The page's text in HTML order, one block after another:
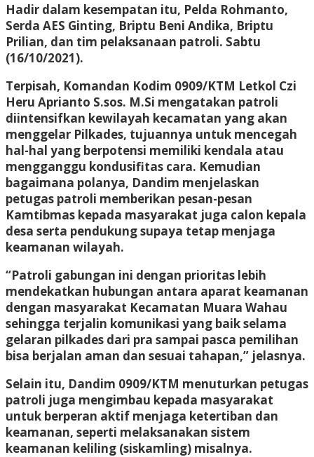
Hadir dalam kesempatan itu, Pelda Rohmanto,
Serda AES Ginting, Briptu Beni Andika, Briptu
Prilian, dan tim pelaksanaan patroli. Sabtu
(16/10/2021).
Terpisah, Komandan Kodim 0909/KTM Letkol Czi
Heru Aprianto S.sos. M.Si mengatakan patroli
diintensifkan kewilayah kecamatan yang akan
menggelar Pilkades, tujuannya untuk mencegah
hal-hal yang berpotensi memiliki kendala atau
mengganggu kondusifitas cara. Kemudian
bagaimana polanya, Dandim menjelaskan
petugas patroli memberikan pesan-pesan
Kamtibmas kepada masyarakat juga calon kepala
desa serta pendukung supaya tetap menjaga
keamanan wilayah.
“Patroli gabungan ini dengan prioritas lebih
mendekatkan hubungan antara aparat keamanan
dengan masyarakat Kecamatan Muara Wahau
sehingga terjalin komunikasi yang baik selama
gelaran pilkades dari pra sampai pasca pemilihan
bisa berjalan aman dan sesuai tahapan,” jelasnya.
Selain itu, Dandim 0909/KTM menuturkan petugas
patroli juga mengimbau kepada masyarakat
untuk berperan aktif menjaga ketertiban dan
keamanan, seperti melaksanakan sistem
keamanan keliling (siskamling) misalnya.